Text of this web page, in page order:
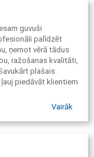
guvuši
palīdzēt
ņemot vērā tādus
ražošanas kvalitāti,
plašais
piedāvāt klientiem
Vairāk